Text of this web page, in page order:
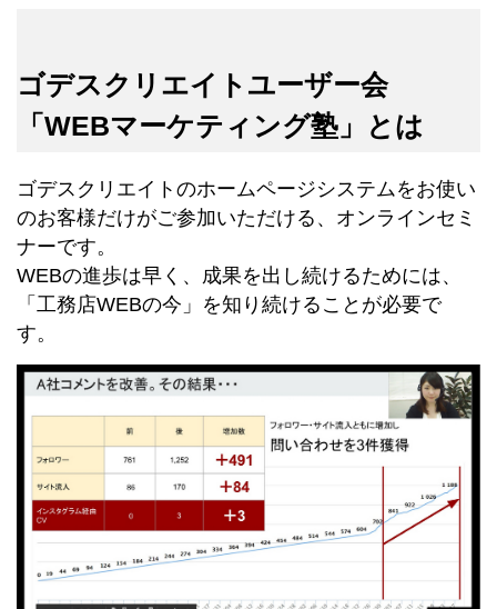
ゴデスクリエイトユーザー会
「WEBマーケティング塾」とは
ゴデスクリエイトのホームページシステムをお使い
のお客様だけがご参加いただける、オンラインセミ
ナーです。
WEBの進歩は早く、成果を出し続けるためには、
「工務店WEBの今」を知り続けることが必要で
す。